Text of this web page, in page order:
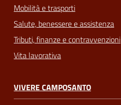
Mobilità e trasporti
Salute, benessere e assistenza
Tributi, finanze e contravvenzioni
Vita lavorativa
VIVERE CAMPOSANTO